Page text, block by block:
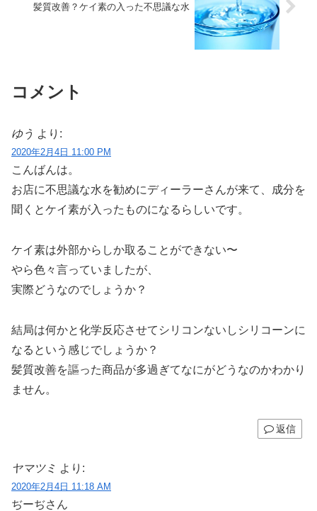
髪質改善？ケイ素の入った不思議な水
コメント
ゆう より:
2020年2月4日 11:00 PM
こんばんは。
お店に不思議な水を勧めにディーラーさんが来て、成分を
聞くとケイ素が入ったものになるらしいです。
ケイ素は外部からしか取ることができない〜
やら色々言っていましたが、
実際どうなのでしょうか？
結局は何かと化学反応させてシリコンないしシリコーンに
なるという感じでしょうか？
髪質改善を謳った商品が多過ぎてなにがどうなのかわかり
ません。
返信
ヤマツミ より:
2020年2月4日 11:18 AM
ぢーぢさん